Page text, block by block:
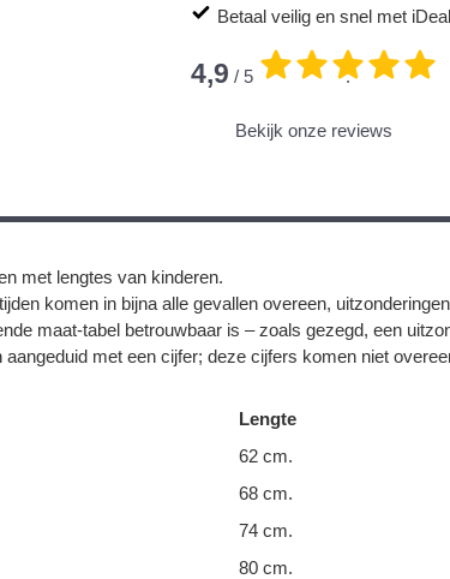
Betaal veilig en snel met
4,9 / 5 .
Bekijk onze reviews
met lengtes van kinderen.
komen in bijna alle gevallen overeen,
maat-tabel betrouwbaar is – zoals gezegd, een
met een cijfer; deze cijfers komen niet
Lengte
62 cm.
68 cm.
74 cm.
80 cm.